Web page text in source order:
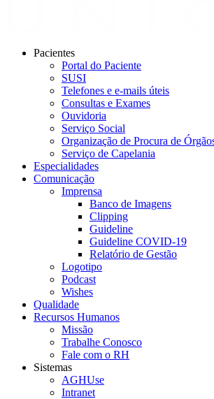
Pacientes
Portal do Paciente
SUSI
Telefones e e-mails úteis
Consultas e Exames
Ouvidoria
Serviço Social
Organização de Procura de
Serviço de Capelania
Especialidades
Comunicação
Imprensa
Banco de Imagens
Clipping
Guideline
Guideline COVID-19
Relatório de Gestão
Logotipo
Podcast
Wishes
Qualidade
Recursos Humanos
Missão
Trabalhe Conosco
Fale com o RH
Sistemas
AGHUse
Intranet